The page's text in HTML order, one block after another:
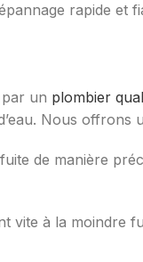
rapide et
un plombier
Nous offrons
de manière
vite à la moindre